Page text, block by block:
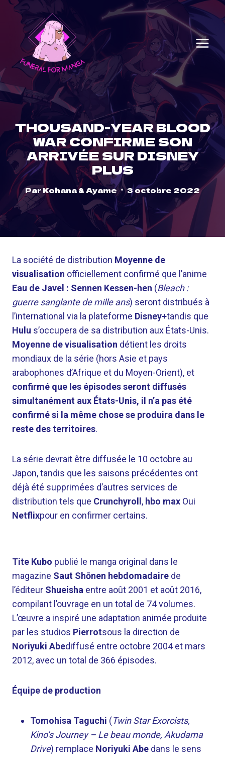
Skip
content
THOUSAND-YEAR BLOOD
WAR CONFIRME SON
ARRIVÉE SUR DISNEY
PLUS
ParKohana & Ayame 3 octobre 2022
La société de distribution Moyenne de
visualisation officiellement confirmé que l’anime
Eau de Javel : Sennen Kessen-hen (Bleach :
guerre sanglante de mille ans) seront distribués à
l’international via la plateforme Disney+tandis que
Hulu s’occupera de sa distribution aux États-Unis.
Moyenne de visualisation détient les droits
mondiaux de la série (hors Asie et pays
arabophones d’Afrique et du Moyen-Orient), et
confirmé que les épisodes seront diffusés
simultanément aux États-Unis, il n’a pas été
confirmé si la même chose se produira dans le
reste des territoires.
La série devrait être diffusée le 10 octobre au
Japon, tandis que les saisons précédentes ont
déjà été supprimées d’autres services de
distribution tels que Crunchyroll , hbo max Oui
Netflixpour en confirmer certains.
Tite Kubo publié le manga original dans le
magazine Saut Shōnen hebdomadaire de
l’éditeur Shueisha entre août 2001 et août 2016,
compilant l’ouvrage en un total de 74 volumes.
L’œuvre a inspiré une adaptation animée produite
par les studios Pierrotsous la direction de
Noriyuki Abediffusé entre octobre 2004 et mars
2012, avec un total de 366 épisodes.
Équipe de production
Tomohisa Taguchi (Twin Star Exorcists,
Kino’s Journey – Le beau monde, Akudama
Drive) remplace Noriyuki Abe dans le sens